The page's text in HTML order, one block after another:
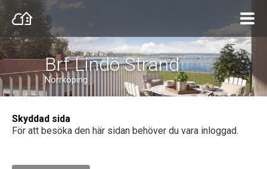
Brf Lindö Strand
Norrköping
Skyddad sida
För att besöka den här sidan behöver du vara inloggad.